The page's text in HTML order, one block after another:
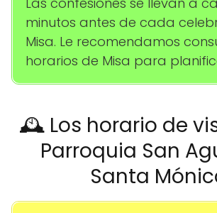
minutos antes de cada
Misa. Le recomendamos
horarios de Misa para
🕰️ Los horario de
Parroquia San
Santa